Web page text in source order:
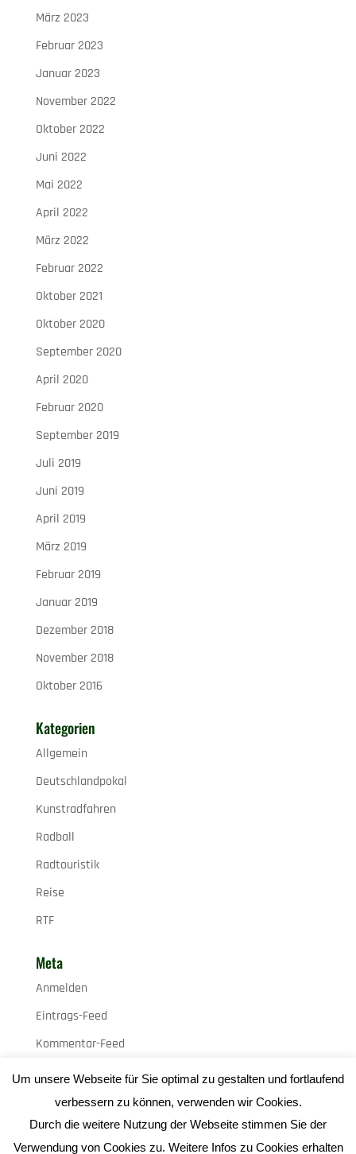
März 2023
Februar 2023
Januar 2023
November 2022
Oktober 2022
Juni 2022
Mai 2022
April 2022
März 2022
Februar 2022
Oktober 2021
Oktober 2020
September 2020
April 2020
Februar 2020
September 2019
Juli 2019
Juni 2019
April 2019
März 2019
Februar 2019
Januar 2019
Dezember 2018
November 2018
Oktober 2016
Kategorien
Allgemein
Deutschlandpokal
Kunstradfahren
Radball
Radtouristik
Reise
RTF
Meta
Anmelden
Eintrags-Feed
Kommentar-Feed
WordPress.org
Um unsere Webseite für Sie optimal zu gestalten und fortlaufend
verbessern zu können, verwenden wir Cookies.
Durch die weitere Nutzung der Webseite stimmen Sie der
Verwendung von Cookies zu. Weitere Infos zu Cookies erhalten